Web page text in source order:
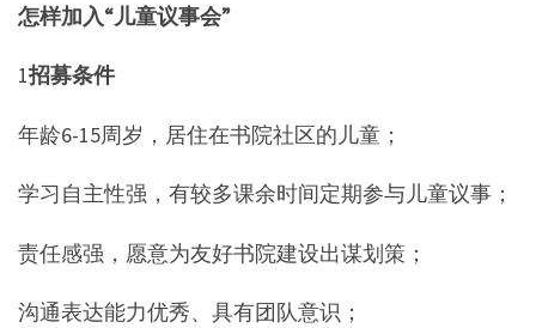
怎样加入“儿童议事会”
1招募条件
年龄6-15周岁，居住在书院社区的儿童；
学习自主性强，有较多课余时间定期参与儿童议事；
责任感强，愿意为友好书院建设出谋划策；
沟通表达能力优秀、具有团队意识；